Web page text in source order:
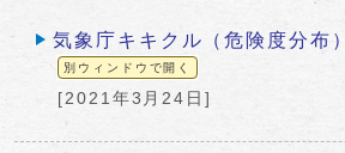
気象庁キキクル（危険度分布）
別ウィンドウで開く
[2021年3月24日]